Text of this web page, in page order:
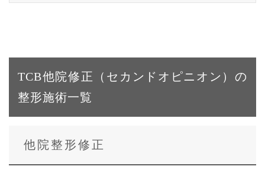
TCB他院修正（セカンドオピニオン）の
整形施術一覧
他院整形修正